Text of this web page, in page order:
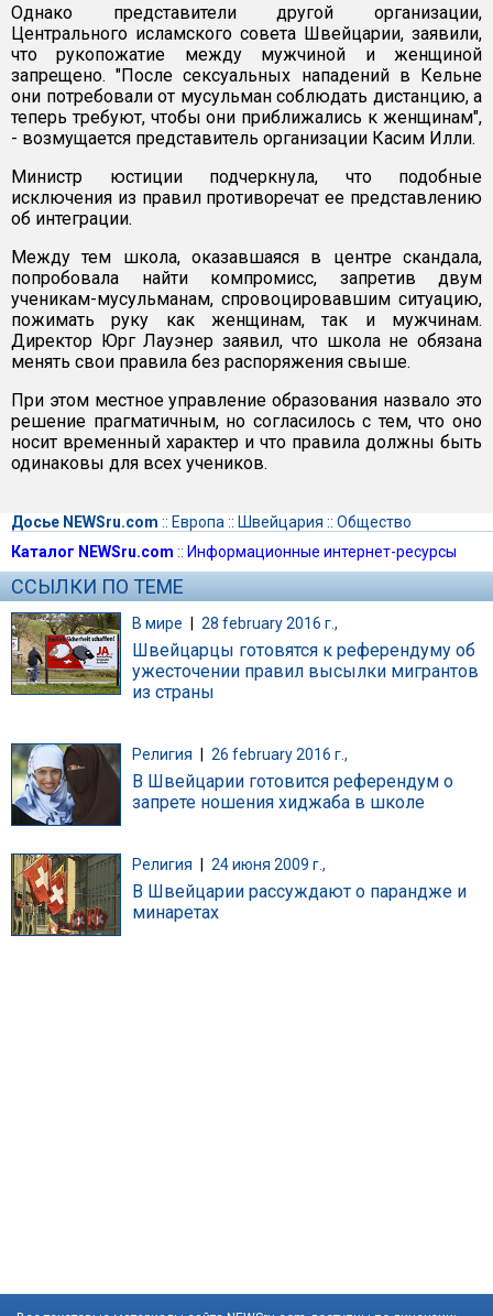
Однако представители другой организации,
Центрального исламского совета Швейцарии, заявили,
что рукопожатие между мужчиной и женщиной
запрещено. "После сексуальных нападений в Кельне
они потребовали от мусульман соблюдать дистанцию, а
теперь требуют, чтобы они приближались к женщинам",
- возмущается представитель организации Касим Илли.
Министр юстиции подчеркнула, что подобные
исключения из правил противоречат ее представлению
об интеграции.
Между тем школа, оказавшаяся в центре скандала,
попробовала найти компромисс, запретив двум
ученикам-мусульманам, спровоцировавшим ситуацию,
пожимать руку как женщинам, так и мужчинам.
Директор Юрг Лауэнер заявил, что школа не обязана
менять свои правила без распоряжения свыше.
При этом местное управление образования назвало это
решение прагматичным, но согласилось с тем, что оно
носит временный характер и что правила должны быть
одинаковы для всех учеников.
Досье NEWSru.com :: Европа :: Швейцария :: Общество
Каталог NEWSru.com :: Информационные интернет-ресурсы
ССЫЛКИ ПО ТЕМЕ
В мире | 28 february 2016 г.,
Швейцарцы готовятся к референдуму об
ужесточении правил высылки мигрантов
из страны
Религия 26 february 2016 г.,
В Швейцарии готовится референдум о
запрете ношения хиджаба в школе
Религия 24 июня 2009 г.,
В Швейцарии рассуждают о парандже и
минаретах